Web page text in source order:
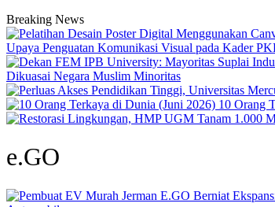
Breaking News
Upaya Penguatan Komunikasi Visual pada Kader
Dikuasai Negara Muslim Minoritas
10 Orang
e.GO